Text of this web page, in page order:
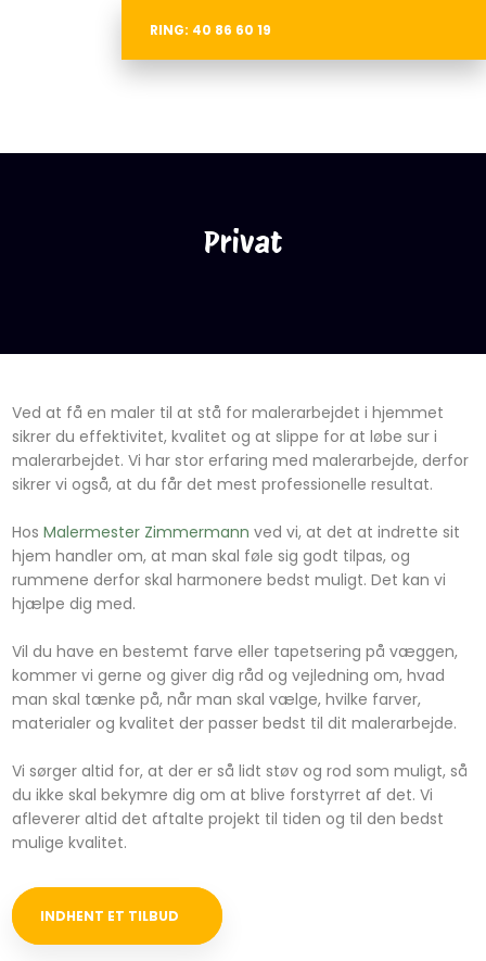
RING: 40 86 60 19
Privat
​Ved at få en maler til at stå for malerarbejdet i hjemmet
sikrer du effektivitet, kvalitet og at slippe for at løbe sur i
malerarbejdet. Vi har stor erfaring med malerarbejde, derfor
sikrer vi også, at du får det mest professionelle resultat.
Hos Malermester Zimmermann ved vi, at det at indrette sit
hjem handler om, at man skal føle sig godt tilpas, og
rummene derfor skal harmonere bedst muligt. Det kan vi
hjælpe dig med.
Vil du have en bestemt farve eller tapetsering på væggen,
kommer vi gerne og giver dig råd og vejledning om, hvad
man skal tænke på, når man skal vælge, hvilke farver,
materialer og kvalitet der passer bedst til dit malerarbejde.
Vi sørger altid for, at der er så lidt støv og rod som muligt, så
du ikke skal bekymre dig om at blive forstyrret af det. Vi
afleverer altid det aftalte projekt til tiden og til den bedst
mulige kvalitet.
INDHENT ET TILBUD